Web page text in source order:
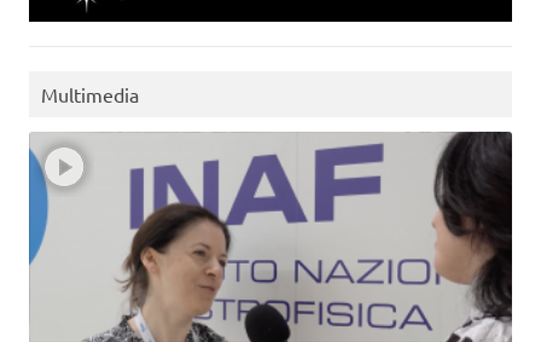
Multimedia